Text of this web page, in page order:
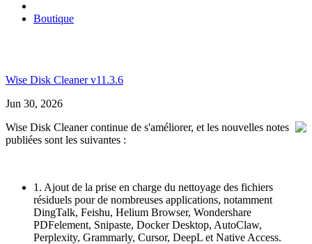
Boutique
Wise Disk Cleaner v11.3.6
Jun 30, 2026
Wise Disk Cleaner continue de s'améliorer, et les nouvelles notes
publiées sont les suivantes :
1. Ajout de la prise en charge du nettoyage des fichiers
résiduels pour de nombreuses applications, notamment
DingTalk, Feishu, Helium Browser, Wondershare
PDFelement, Snipaste, Docker Desktop, AutoClaw,
Perplexity, Grammarly, Cursor, DeepL et Native Access.